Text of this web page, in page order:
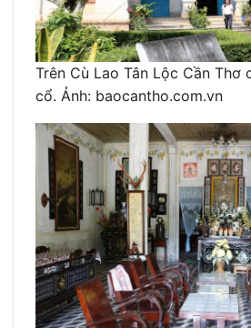
Trên Cù Lao Tân Lộc Cần Thơ
cổ. Ảnh: baocantho.com.vn